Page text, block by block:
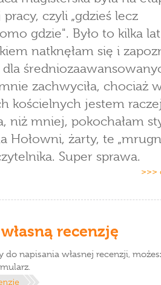
czyli „gdzieś lecz
gdzie". Było to kilka
natknęłam się i
dla
zachwyciła, chociaż
kościelnych jestem
niż mniej, pokochałam
Hołowni, żarty, te
Super sprawa.
>>>
recenzję
do napisania własnej recenzji,